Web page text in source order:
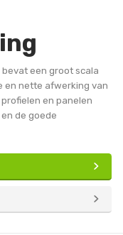
een groot scala
en nette afwerking van
en panelen
de goede